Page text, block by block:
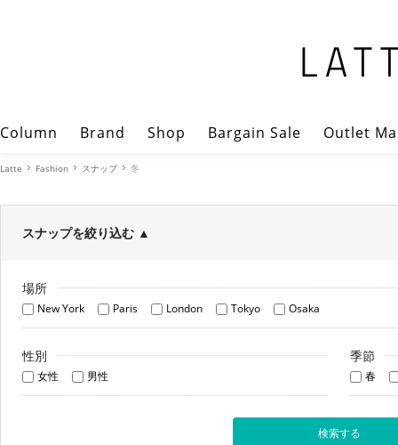
Column Brand Shop Bargain Sale Outlet
Latte Fashion スナップ 冬
スナップを絞り込む ▲
場所
New York Paris London Tokyo Osaka
性別
女性 男性
季節
春